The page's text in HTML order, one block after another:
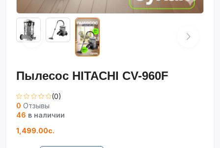
Пылесос HITACHI CV-960F
(0)
0 Отзывы
46 в наличии
1,499.00с.